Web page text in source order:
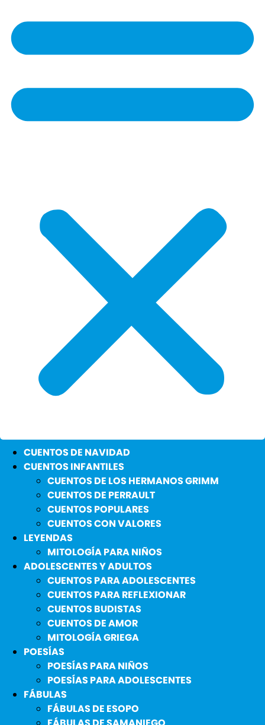
CUENTOS DE NAVIDAD
CUENTOS INFANTILES
CUENTOS DE LOS HERMANOS GRIMM
CUENTOS DE PERRAULT
CUENTOS POPULARES
CUENTOS CON VALORES
LEYENDAS
MITOLOGÍA PARA NIÑOS
ADOLESCENTES Y ADULTOS
CUENTOS PARA ADOLESCENTES
CUENTOS PARA REFLEXIONAR
CUENTOS BUDISTAS
CUENTOS DE AMOR
MITOLOGÍA GRIEGA
POESÍAS
POESÍAS PARA NIÑOS
POESÍAS PARA ADOLESCENTES
FÁBULAS
FÁBULAS DE ESOPO